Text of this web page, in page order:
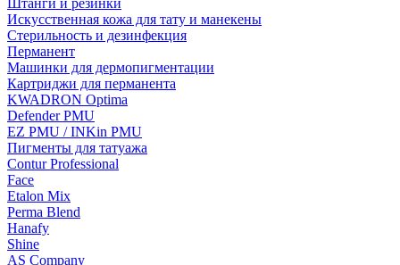
Штанги и резинки
Искусственная кожа для тату и манекены
Стерильность и дезинфекция
Перманент
Машинки для дермопигментации
Картриджи для перманента
KWADRON Optima
Defender PMU
EZ PMU / INKin PMU
Пигменты для татуажа
Contur Professional
Face
Etalon Mix
Perma Blend
Hanafy
Shine
AS Company